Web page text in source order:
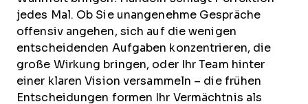
jedes Mal. Ob Sie unangenehme Gespräche
offensiv angehen, sich auf die wenigen
entscheidenden Aufgaben konzentrieren, die
große Wirkung bringen, oder Ihr Team hinter
einer klaren Vision versammeln – die frühen
Entscheidungen formen Ihr Vermächtnis als